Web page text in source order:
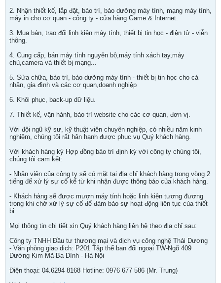
2. Nhận thiết kế, lắp đặt, bảo trì, bảo dưỡng máy tính, mạng máy tính,
máy in cho cơ quan - công ty - cửa hàng Game & Internet.
3. Mua bán, trao đổi linh kiện máy tính, thiết bị tin học - điện tử - viễn
thông.
4. Cung cấp, bán máy tính nguyên bộ,máy tính xách tay,máy
chủ,camera và thiết bị mạng...
5. Sửa chữa, bảo trì, bảo dưỡng máy tính - thiết bị tin học cho cá
nhân, gia đình và các cơ quan,doanh nghiệp
6. Khôi phục, back-up dữ liệu.
7. Thiết kế, vận hành, bảo trì website cho các cơ quan, đơn vị.
Với đội ngũ kỹ sư, kỹ thuật viên chuyên nghiệp, có nhiều năm kinh
nghiệm, chúng tôi rất hân hạnh được phục vụ Quý khách hàng.
Với khách hàng ký Hợp đồng bảo trì định kỳ với công ty chúng tôi,
chúng tôi cam kết:
- Nhân viên của công ty sẽ có mặt tại địa chỉ khách hàng trong vòng 2
tiếng để xử lý sự cố kể từ khi nhận được thông báo của khách hàng.
- Khách hàng sẽ được mượn máy tính hoặc linh kiện tương đương
trong khi chờ xử lý sự cố để đảm bảo sự hoạt động liên tục của thiết
bị.
Mọi thông tin chi tiết xin Quý khách hàng liên hệ theo địa chỉ sau:
Công ty TNHH Đầu tư thương mại và dịch vụ công nghệ Thái Dương
- Văn phòng giao dịch: P201 Tập thể ban đối ngoại TW-Ngõ 409
Đường Kim Mã-Ba Đình - Hà Nội
Điện thoại: 04.6294 8168 Hotline: 0976 677 586 (Mr. Trung)